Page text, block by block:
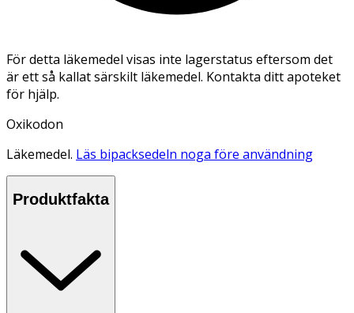
För detta läkemedel visas inte lagerstatus eftersom det
är ett så kallat särskilt läkemedel. Kontakta ditt apoteket
för hjälp.
Oxikodon
Läkemedel. Läs bipacksedeln noga före användning
Produktfakta